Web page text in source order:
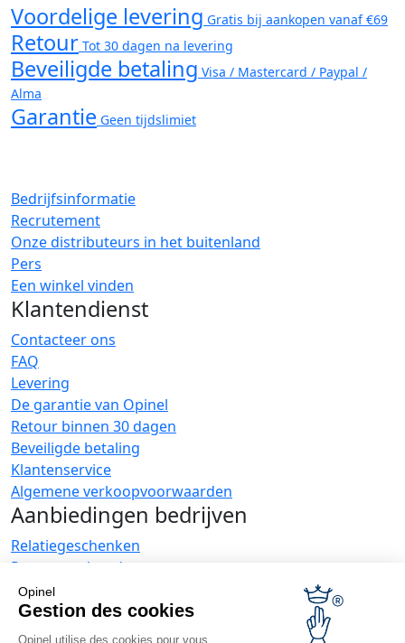
Opinel
Gestion des cookies
Opinel utilise des cookies pour vous
Voordelige levering Gratis bij aankopen vanaf €69
Retour Tot 30 dagen na levering
Beveiligde betaling Visa / Mastercard / Paypal /
Alma
Garantie Geen tijdslimiet
Bedrijfsinformatie
Recrutement
Onze distributeurs in het buitenland
Pers
Een winkel vinden
Klantendienst
Contacteer ons
FAQ
Levering
De garantie van Opinel
Retour binnen 30 dagen
Beveiligde betaling
Klantenservice
Algemene verkoopvoorwaarden
Aanbiedingen bedrijven
Relatiegeschenken
Restauranthouders
Opinel Nieuws
Ontvang nieuwtjes